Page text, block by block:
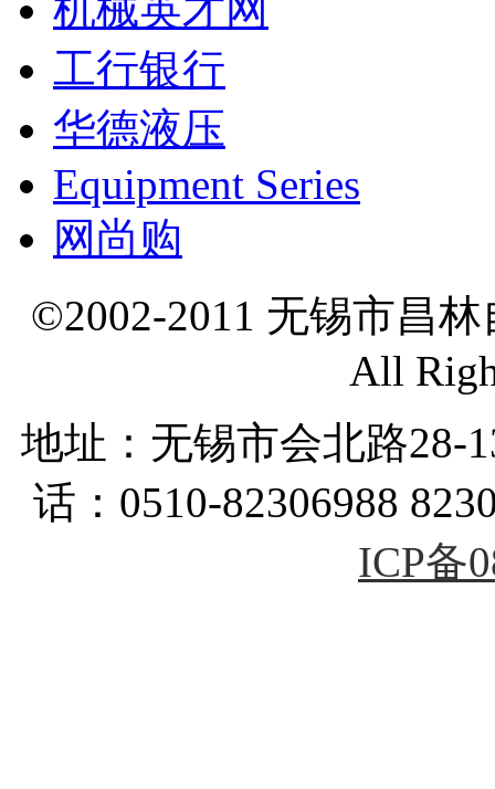
工行银行
华德液压
Equipment Series
网尚购
©2002-2011 无锡市昌
All
地址：无锡市会北路28-
话：0510-82306988
ICP备